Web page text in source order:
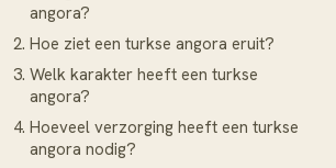
angora?
Hoe ziet een turkse angora eruit?
Welk karakter heeft een turkse
angora?
Hoeveel verzorging heeft een turkse
angora nodig?